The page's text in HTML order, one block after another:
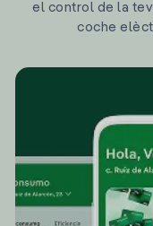
el control de la
coche